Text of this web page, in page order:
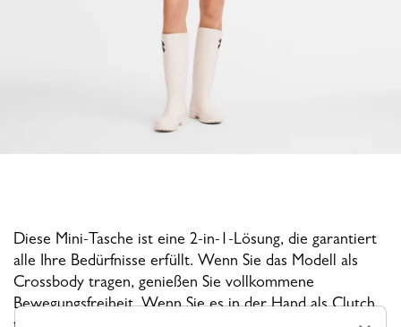
Diese Mini-Tasche ist eine 2-in-1-Lösung, die garantiert
alle Ihre Bedürfnisse erfüllt. Wenn Sie das Modell als
Crossbody tragen, genießen Sie vollkommene
Bewegungsfreiheit. Wenn Sie es in der Hand als Clutch